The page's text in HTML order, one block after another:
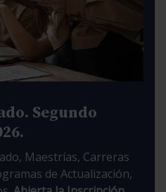
Segundo
Maestrías, Carreras
de Actualización,